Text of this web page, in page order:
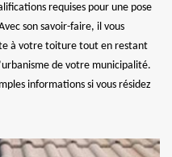
requises pour une pose
son savoir-faire, il vous
à votre toiture tout en restant
de votre municipalité.
informations si vous résidez